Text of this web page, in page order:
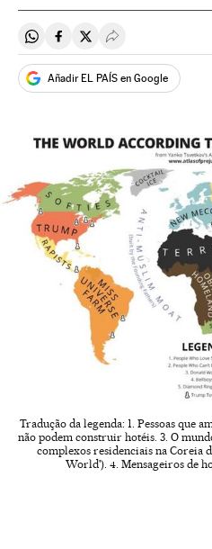
Compartir en Whatsapp
Compartir en Facebook
Compartir en Twitter
Desplegar
Añadir EL PAÍS en Google
Tradução da legenda: 1. Pessoas que
não podem construir hotéis. 3. O
complexos residenciais na Coreia
World'). 4. Mensageiros de